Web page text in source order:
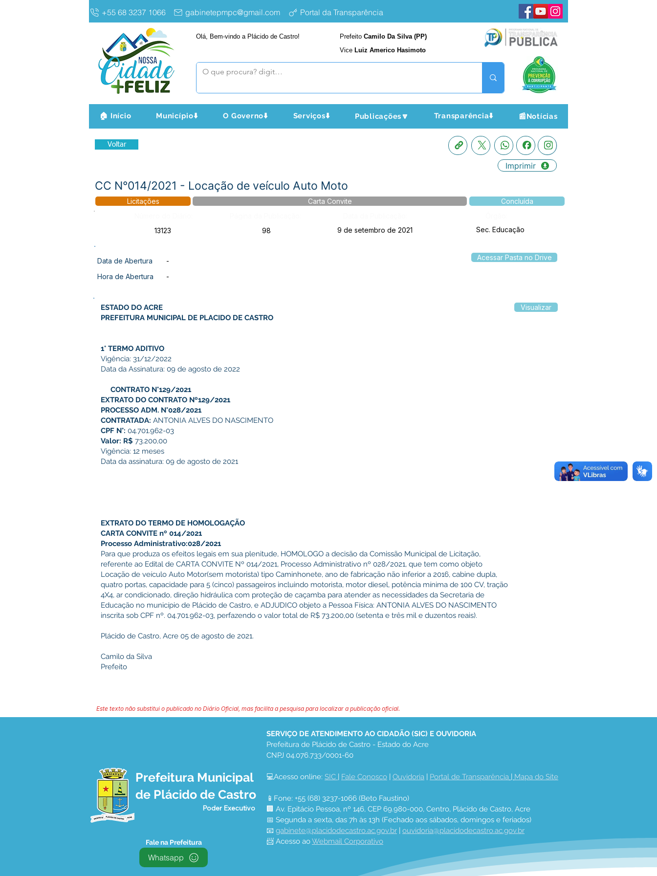
+55 68 3237 1066 gabinetepmpc@gmail.com Portal da Transparência
Olá, Bem-vindo a Plácido de Castro! Prefeito Camilo Da Silva (PP)
Vice Luiz Americo Hasimoto
🏠 Início Município⬇️ O Governo⬇️ Serviços⬇️ Publicações🔽 Transparência⬇️ 📰Notícias
Voltar
Imprimir
CC N°014/2021 - Locação de veículo Auto Moto
Licitações Carta Convite
Concluída
13123
98 9 de setembro de 2021 Sec. Educação
Data de Abertura
-
Hora de Abertura
-
Acessar Pasta no Drive
ESTADO DO ACRE
PREFEITURA MUNICIPAL DE PLACIDO DE CASTRO
1° TERMO ADITIVO
Vigência: 31/12/2022
Data da Assinatura: 09 de agosto de 2022
CONTRATO N°129/2021
EXTRATO DO CONTRATO Nº129/2021
PROCESSO ADM. N°028/2021
CONTRATADA: ANTONIA ALVES DO NASCIMENTO
CPF N°: 04.701.962-03
Valor: R$ 73.200,00
Vigência: 12 meses
Data da assinatura: 09 de agosto de 2021
EXTRATO DO TERMO DE HOMOLOGAÇÃO
CARTA CONVITE nº 014/2021
Processo Administrativo:028/2021
Para que produza os efeitos legais em sua plenitude, HOMOLOGO a decisão da Comissão Municipal de Licitação,
referente ao Edital de CARTA CONVITE Nº 014/2021, Processo Administrativo nº 028/2021, que tem como objeto
Locação de veículo Auto Motor(sem motorista) tipo Caminhonete, ano de fabricação não inferior a 2016, cabine dupla,
quatro portas, capacidade para 5 (cinco) passageiros incluindo motorista, motor diesel, potência mínima de 100 CV, tração
4X4, ar condicionado, direção hidráulica com proteção de caçamba para atender as necessidades da Secretaria de
Educação no município de Plácido de Castro, e ADJUDICO objeto a Pessoa Física: ANTONIA ALVES DO NASCIMENTO
inscrita sob CPF nº. 04.701.962-03, perfazendo o valor total de R$ 73.200,00 (setenta e três mil e duzentos reais).
Plácido de Castro, Acre 05 de agosto de 2021.
Camilo da Silva
Prefeito
Visualizar
Este texto não substitui o publicado no Diário Oficial, mas facilita a pesquisa para localizar a publicação oficial.
Prefeitura Municipal
de Plácido de Castro
Poder Executivo
Fale na Prefeitura
Whatsapp
SERVIÇO DE ATENDIMENTO AO CIDADÃO (SIC) E OUVIDORIA
Prefeitura de Plácido de Castro - Estado do Acre
CNPJ 04.076.733/0001-60
💻Acesso online: SIC | Fale Conosco | Ouvidoria | Portal de Transparência | Mapa do Site
📱Fone: +55 (68) 3237-1066 (Beto Faustino)
🏢 Av. Epitácio Pessoa, nº 146, CEP 69.980-000, Centro, Plácido de Castro, Acre
📅 Segunda a sexta, das 7h às 13h (Fechado aos sábados, domingos e feriados)
📧 gabinete@placidodecastro.ac.gov.br | ouvidoria@placidodecastro.ac.gov.br
📨 Acesso ao Webmail Corporativo